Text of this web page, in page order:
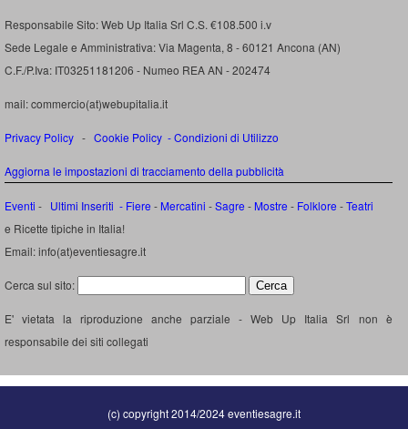
Responsabile Sito: Web Up Italia Srl C.S. €108.500 i.v
Sede Legale e Amministrativa: Via Magenta, 8 - 60121 Ancona (AN)
C.F./P.Iva: IT03251181206 - Numeo REA AN - 202474
mail: commercio(at)webupitalia.it
Privacy Policy - Cookie Policy -Condizioni di Utilizzo
Aggiorna le impostazioni di tracciamento della pubblicità
Eventi - Ultimi Inseriti - Fiere - Mercatini -Sagre - Mostre - Folklore -Teatri
e Ricette tipiche in Italia!
Email: info(at)eventiesagre.it
Cerca sul sito:
E' vietata la riproduzione anche parziale - Web Up Italia Srl non è
responsabile dei siti collegati
(c) copyright 2014/2024 eventiesagre.it